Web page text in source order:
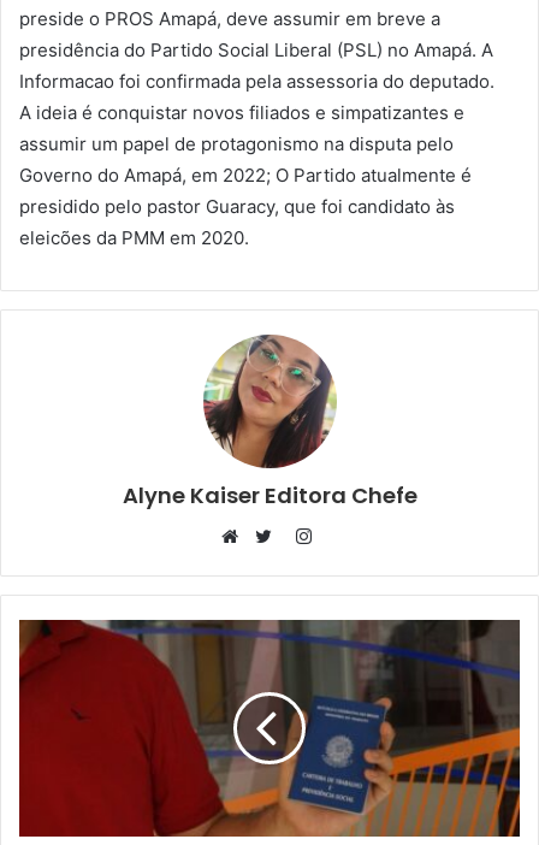
preside o PROS Amapá, deve assumir em breve a
presidência do Partido Social Liberal (PSL) no Amapá. A
Informacao foi confirmada pela assessoria do deputado.
A ideia é conquistar novos filiados e simpatizantes e
assumir um papel de protagonismo na disputa pelo
Governo do Amapá, em 2022; O Partido atualmente é
presidido pelo pastor Guaracy, que foi candidato às
eleicões da PMM em 2020.
Alyne Kaiser Editora Chefe
Instagram